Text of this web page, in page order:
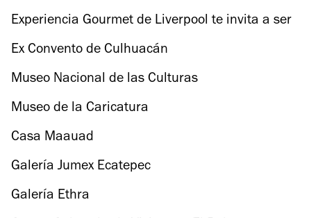
Experiencia Gourmet de Liverpool te invita a ser
parte de la Copa Mundial de Futbol Rusia 2018
Ex Convento de Culhuacán
Museo Nacional de las Culturas
Museo de la Caricatura
Casa Maauad
Galería Jumex Ecatepec
Galería Ethra